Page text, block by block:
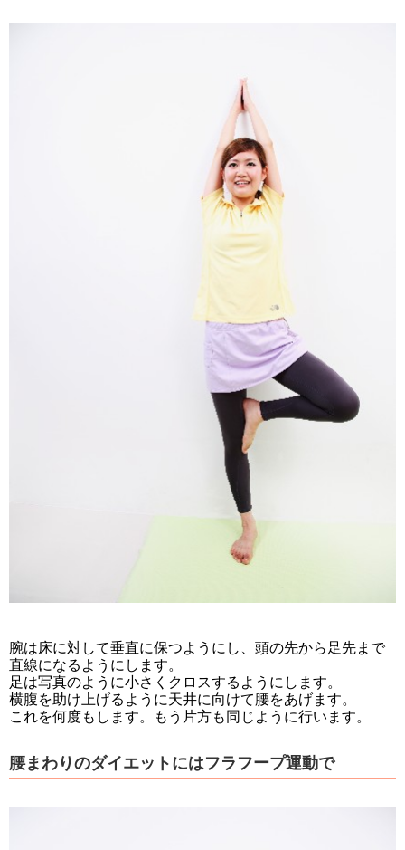
腕は床に対して垂直に保つようにし、頭の先から足先まで
直線になるようにします。
足は写真のように小さくクロスするようにします。
横腹を助け上げるように天井に向けて腰をあげます。
これを何度もします。もう片方も同じように行います。
腰まわりのダイエットにはフラフープ運動で